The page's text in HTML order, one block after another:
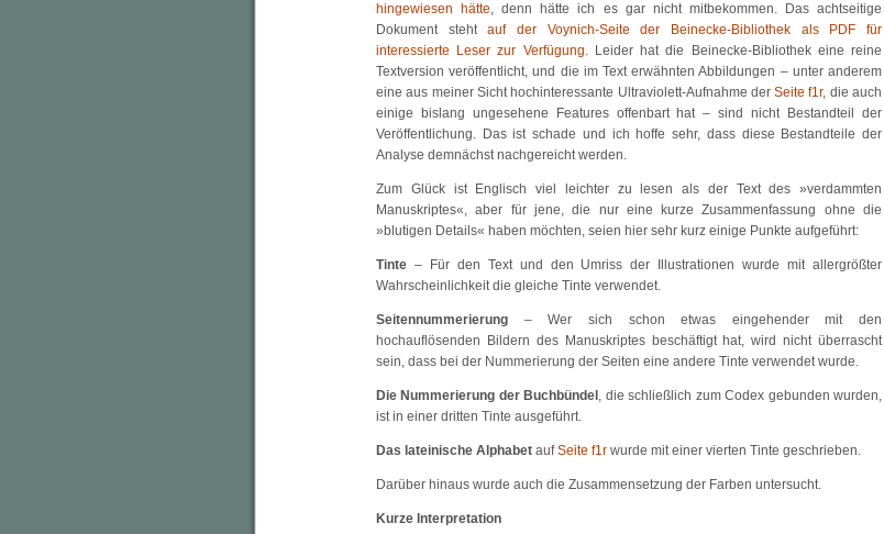
hingewiesen hätte, denn hätte ich es gar nicht mitbekommen. Das achtseitige
Dokument stehtauf der Voynich-Seite der Beinecke-Bibliothek als PDF für
interessierte Leser zur Verfügung. Leider hat die Beinecke-Bibliothek eine reine
Textversion veröffentlicht, und die im Text erwähnten Abbildungen – unter anderem
eine aus meiner Sicht hochinteressante Ultraviolett-Aufnahme derSeite f1r, die auch
einige bislang ungesehene Features offenbart hat – sind nicht Bestandteil der
Veröffentlichung. Das ist schade und ich hoffe sehr, dass diese Bestandteile der
Analyse demnächst nachgereicht werden.
Zum Glück ist Englisch viel leichter zu lesen als der Text des »verdammten
Manuskriptes«, aber für jene, die nur eine kurze Zusammenfassung ohne die
»blutigen Details« haben möchten, seien hier sehr kurz einige Punkte aufgeführt:
Tinte – Für den Text und den Umriss der Illustrationen wurde mit allergrößter
Wahrscheinlichkeit die gleiche Tinte verwendet.
Seitennummerierung – Wer sich schon etwas eingehender mit den
hochauflösenden Bildern des Manuskriptes beschäftigt hat, wird nicht überrascht
sein, dass bei der Nummerierung der Seiten eine andere Tinte verwendet wurde.
Die Nummerierung der Buchbündel , die schließlich zum Codex gebunden wurden,
ist in einer dritten Tinte ausgeführt.
Das lateinische Alphabet aufSeite f1r wurde mit einer vierten Tinte geschrieben.
Darüber hinaus wurde auch die Zusammensetzung der Farben untersucht.
Kurze Interpretation